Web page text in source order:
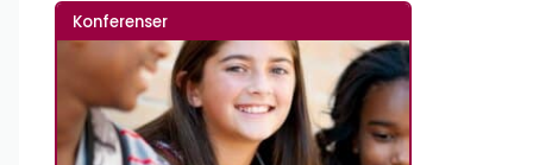
Konferenser